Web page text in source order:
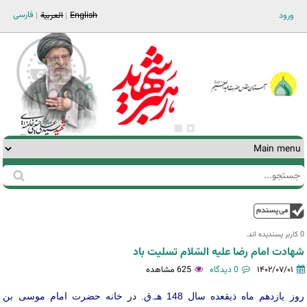
ورود فارسی العربية English
فرم
جستجو
جستجو
0 کاربر پسندیده اند.‎
شهادت امام رضا علیه السّلام تسلیت باد
۱۴۰۲/۰۷/۰۱ 0 دیدگاه 625 مشاهده
روز یازدهم ماه ذیقعده سال 148 هـ.ق. در خانه حضرت امام موسی بن